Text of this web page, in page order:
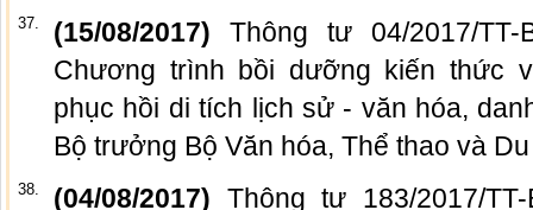
37. (15/08/2017) Thông tư 04/2017/TT-
Chương trình bồi dưỡng kiến thức
phục hồi di tích lịch sử - văn hóa,
Bộ trưởng Bộ Văn hóa, Thể thao và
38. (04/08/2017) Thông tư 183/2017/